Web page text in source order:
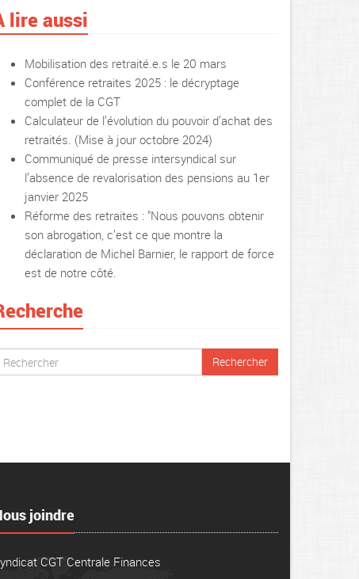
lire aussi
Mobilisation des retraité.e.s le 20 mars
Conférence retraites 2025 : le décryptage
complet de la CGT
Calculateur de l’évolution du pouvoir d’achat des
retraités. (Mise à jour octobre 2024)
Communiqué de presse intersyndical sur
l’absence de revalorisation des pensions au 1er
janvier 2025
Réforme des retraites : "Nous pouvons obtenir
son abrogation, c’est ce que montre la
déclaration de Michel Barnier, le rapport de force
est de notre côté.
joindre
CGT Centrale Finances